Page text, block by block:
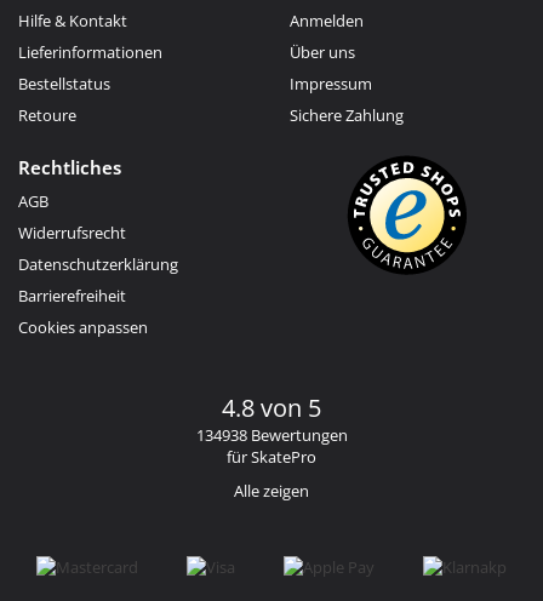
Hilfe & Kontakt
Lieferinformationen
Bestellstatus
Retoure
Anmelden
Über uns
Impressum
Sichere Zahlung
Rechtliches
AGB
Widerrufsrecht
Datenschutzerklärung
Barrierefreiheit
Cookies anpassen
4.8 von 5
134938 Bewertungen
für SkatePro
Alle zeigen